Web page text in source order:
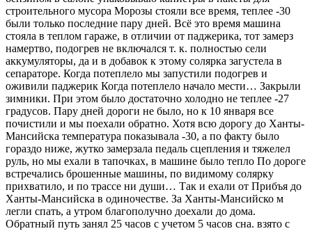
строительного мусора Морозы стояли все время, теплее -30
были только последние пару дней. Всё это время машина
стояла в теплом гараже, в отличии от паджерика, тот замерз
намертво, подогрев не включался т. к. полностью сели
аккумуляторы, да и в добавок к этому солярка загустела в
сепараторе. Когда потеплело мы запустили подогрев и
оживили паджерик Когда потеплело начало мести… Закрыли
зимники. При этом было достаточно холодно не теплее -27
градусов. Пару дней дороги не было, но к 10 января все
почистили и мы поехали обратно. Хотя всю дорогу до Ханты-
Мансийска температура показывала -30, а по факту было
гораздо ниже, жутко замерзала педаль сцепления и тяжелел
руль, но мы ехали в тапочках, в машине было тепло По дороге
встречались брошенные машины, по видимому солярку
прихватило, и по трассе ни души… Так и ехали от Прибъя до
Ханты-Мансийска в одиночестве. За Ханты-Мансийско м
легли спать, а утром благополучно доехали до дома.
Обратный путь занял 25 часов с учетом 5 часов сна. взято с